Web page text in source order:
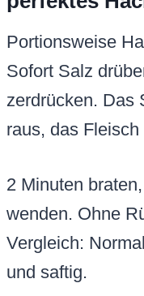
Portionsweise
Sofort Salz
zerdrücken. Das
raus, das Fleisch
2 Minuten
wenden. Ohne
Vergleich:
und saftig.